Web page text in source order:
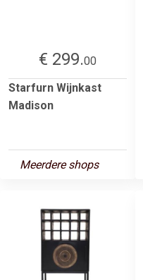
€ 299.00
Starfurn Wijnkast
Madison
Meerdere shops